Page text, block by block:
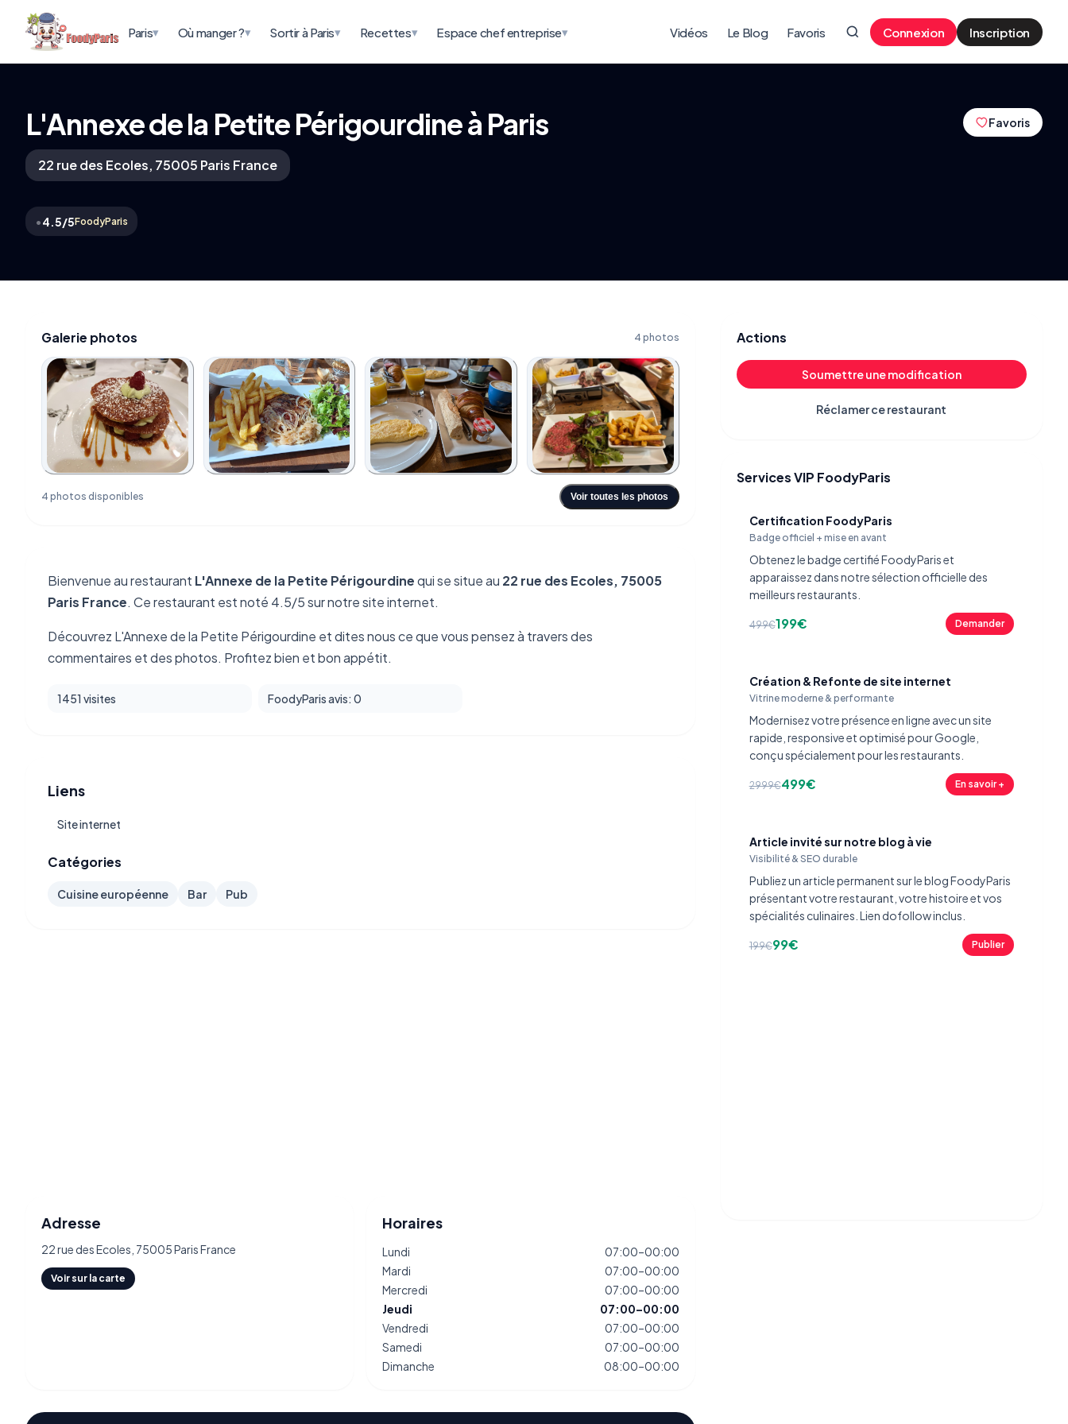
Paris▾ Où manger ?▾ Sortir à Paris▾ Recettes▾ Espace chef entreprise▾ Vidéos Le Blog Favoris Connexion Inscription
L'Annexe de la Petite Périgourdine à Paris
22 rue des Ecoles, 75005 Paris France
•4.5/5FoodyParis
Favoris
Galerie photos 4 photos
4 photos disponibles Voir toutes les photos
Bienvenue au restaurant L'Annexe de la Petite Périgourdinequi se situe au 22 rue des Ecoles, 75005
Paris France. Ce restaurant est noté 4.5/5 sur notre site internet.
Découvrez L'Annexe de la Petite Périgourdine et dites nous ce que vous pensez à travers des
commentaires et des photos. Profitez bien et bon appétit.
1451 visites FoodyParis avis: 0
Liens
Site internet
Catégories
Cuisine européenne Bar Pub
Adresse
22 rue des Ecoles, 75005 Paris France
Voir sur la carte
Horaires
Lundi
07:00–00:00
Mardi
07:00–00:00
Mercredi
07:00–00:00
Jeudi
07:00–00:00
Vendredi
07:00–00:00
Samedi
07:00–00:00
Dimanche
08:00–00:00
Actions
Soumettre une modification
Réclamer ce restaurant
Services VIP FoodyParis
Certification FoodyParis
Badge officiel + mise en avant
Obtenez le badge certifié FoodyParis et
apparaissez dans notre sélection officielle des
meilleurs restaurants.
499€199€ Demander
Création & Refonte de site internet
Vitrine moderne & performante
Modernisez votre présence en ligne avec un site
rapide, responsive et optimisé pour Google,
conçu spécialement pour les restaurants.
2999€499€ En savoir +
Article invité sur notre blog à vie
Visibilité & SEO durable
Publiez un article permanent sur le blog FoodyParis
présentant votre restaurant, votre histoire et vos
spécialités culinaires. Lien dofollow inclus.
199€99€ Publier